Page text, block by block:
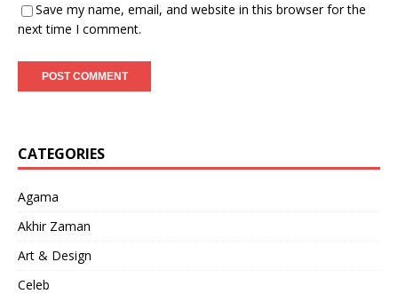
Save my name, email, and website in this browser for the
next time I comment.
CATEGORIES
Agama
Akhir Zaman
Art & Design
Celeb